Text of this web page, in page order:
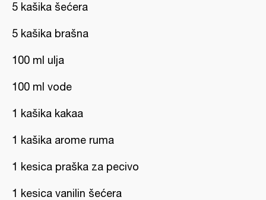
5 kašika šećera
5 kašika brašna
100 ml ulja
100 ml vode
1 kašika kakaa
1 kašika arome ruma
1 kesica praška za pecivo
1 kesica vanilin šećera